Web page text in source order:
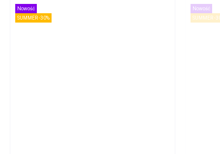
Nowość
SUMMER -30%
Nowość
SUMMER -